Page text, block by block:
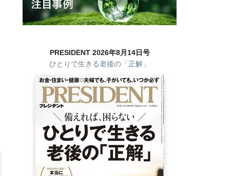
PRESIDENT 2026年8月14日号
ひとりで生きる老後の「正解」